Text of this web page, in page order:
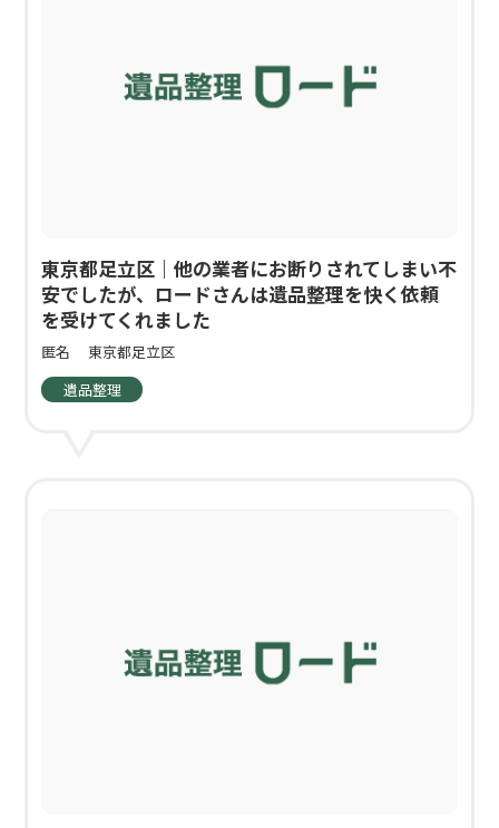
東京都足立区｜他の業者にお断りされてしまい不
安でしたが、ロードさんは遺品整理を快く依頼
を受けてくれました
匿名
東京都足立区
遺品整理